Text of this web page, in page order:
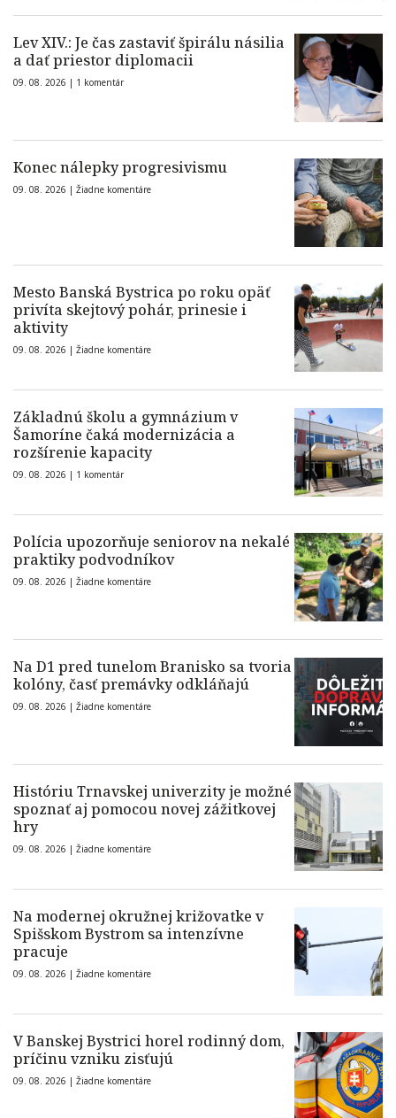
Lev XIV.: Je čas zastaviť špirálu násilia
a dať priestor diplomacii
09. 08. 2026 | 1 komentár
Konec nálepky progresivismu
09. 08. 2026 | Žiadne komentáre
Mesto Banská Bystrica po roku opäť
privíta skejtový pohár, prinesie i
aktivity
09. 08. 2026 | Žiadne komentáre
Základnú školu a gymnázium v
Šamoríne čaká modernizácia a
rozšírenie kapacity
09. 08. 2026 | 1 komentár
Polícia upozorňuje seniorov na nekalé
praktiky podvodníkov
09. 08. 2026 | Žiadne komentáre
Na D1 pred tunelom Branisko sa tvoria
kolóny, časť premávky odkláňajú
09. 08. 2026 | Žiadne komentáre
Históriu Trnavskej univerzity je možné
spoznať aj pomocou novej zážitkovej
hry
09. 08. 2026 | Žiadne komentáre
Na modernej okružnej križovatke v
Spišskom Bystrom sa intenzívne
pracuje
09. 08. 2026 | Žiadne komentáre
V Banskej Bystrici horel rodinný dom,
príčinu vzniku zisťujú
09. 08. 2026 | Žiadne komentáre